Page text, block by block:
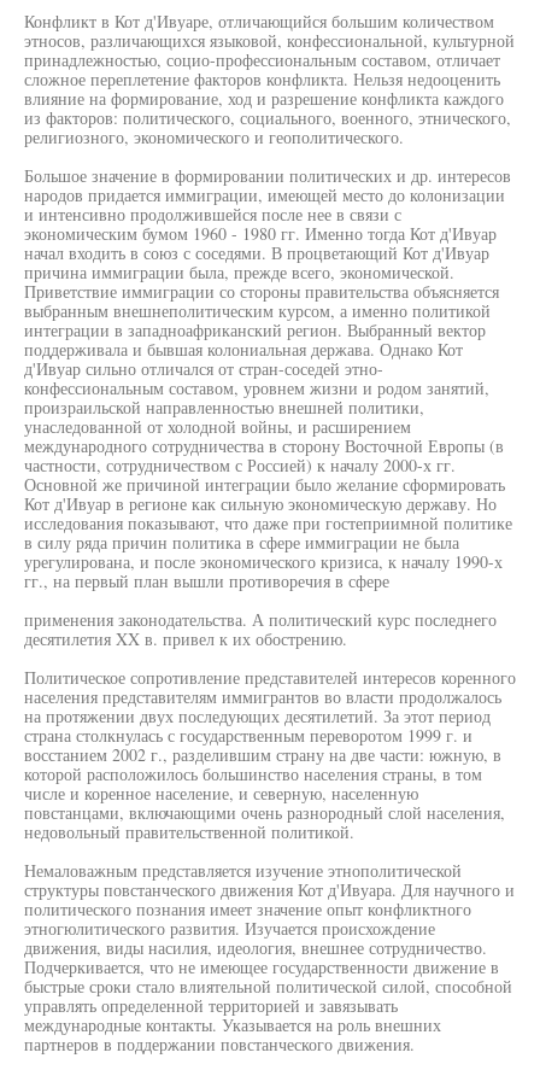
Конфликт в Кот д'Ивуаре, отличающийся большим количеством
этносов, различающихся языковой, конфессиональной, культурной
принадлежностью, социо-профессиональным составом, отличает
сложное переплетение факторов конфликта. Нельзя недооценить
влияние на формирование, ход и разрешение конфликта каждого
из факторов: политического, социального, военного, этнического,
религиозного, экономического и геополитического.
Большое значение в формировании политических и др. интересов
народов придается иммиграции, имеющей место до колонизации
и интенсивно продолжившейся после нее в связи с
экономическим бумом 1960 - 1980 гг. Именно тогда Кот д'Ивуар
начал входить в союз с соседями. В процветающий Кот д'Ивуар
причина иммиграции была, прежде всего, экономической.
Приветствие иммиграции со стороны правительства объясняется
выбранным внешнеполитическим курсом, а именно политикой
интеграции в западноафриканский регион. Выбранный вектор
поддерживала и бывшая колониальная держава. Однако Кот
д'Ивуар сильно отличался от стран-соседей этно-
конфессиональным составом, уровнем жизни и родом занятий,
произраильской направленностью внешней политики,
унаследованной от холодной войны, и расширением
международного сотрудничества в сторону Восточной Европы (в
частности, сотрудничеством с Россией) к началу 2000-х гг.
Основной же причиной интеграции было желание сформировать
Кот д'Ивуар в регионе как сильную экономическую державу. Но
исследования показывают, что даже при гостеприимной политике
в силу ряда причин политика в сфере иммиграции не была
урегулирована, и после экономического кризиса, к началу 1990-х
гг., на первый план вышли противоречия в сфере
применения законодательства. А политический курс последнего
десятилетия XX в. привел к их обострению.
Политическое сопротивление представителей интересов коренного
населения представителям иммигрантов во власти продолжалось
на протяжении двух последующих десятилетий. За этот период
страна столкнулась с государственным переворотом 1999 г. и
восстанием 2002 г., разделившим страну на две части: южную, в
которой расположилось большинство населения страны, в том
числе и коренное население, и северную, населенную
повстанцами, включающими очень разнородный слой населения,
недовольный правительственной политикой.
Немаловажным представляется изучение этнополитической
структуры повстанческого движения Кот д'Ивуара. Для научного и
политического познания имеет значение опыт конфликтного
этногюлитического развития. Изучается происхождение
движения, виды насилия, идеология, внешнее сотрудничество.
Подчеркивается, что не имеющее государственности движение в
быстрые сроки стало влиятельной политической силой, способной
управлять определенной территорией и завязывать
международные контакты. Указывается на роль внешних
партнеров в поддержании повстанческого движения.